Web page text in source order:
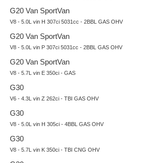
G20 Van SportVan
V8 - 5.0L vin H 307ci 5031cc - 2BBL GAS OHV
G20 Van SportVan
V8 - 5.0L vin P 307ci 5031cc - 2BBL GAS OHV
G20 Van SportVan
V8 - 5.7L vin E 350ci - GAS
G30
V6 - 4.3L vin Z 262ci - TBI GAS OHV
G30
V8 - 5.0L vin H 305ci - 4BBL GAS OHV
G30
V8 - 5.7L vin K 350ci - TBI CNG OHV